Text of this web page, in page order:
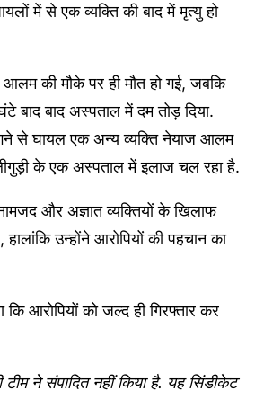
में से एक व्यक्ति की बाद में मृत्यु हो
आलम की मौके पर ही मौत हो गई, जबकि
बाद बाद अस्पताल में दम तोड़ दिया.
से घायल एक अन्य व्यक्ति नेयाज आलम
के एक अस्पताल में इलाज चल रहा है.
और अज्ञात व्यक्तियों के खिलाफ
हालांकि उन्होंने आरोपियों की पहचान का
कि आरोपियों को जल्द ही गिरफ्तार कर
ने संपादित नहीं किया है. यह सिंडीकेट